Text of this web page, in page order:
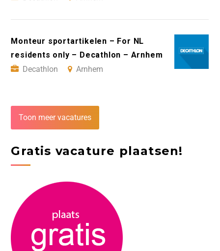
Monteur sportartikelen – For NL
residents only – Decathlon – Arnhem
Decathlon
Arnhem
Toon meer vacatures
Gratis vacature plaatsen!